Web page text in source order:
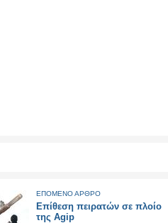
ΕΠΟΜΕΝΟ ΑΡΘΡΟ
Επίθεση πειρατών σε πλοίο
της Agip